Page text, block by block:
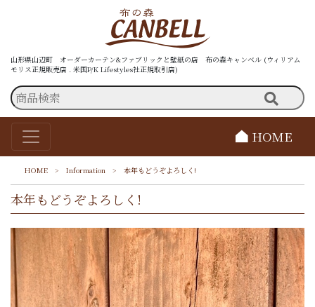
山形県山辺町 オーダーカーテン&ファブリックと壁紙の店 布の森キャンベル (ウィリアム
モリス正規販売店 . 米国P/K Lifestyles社正規取引店)
HOME
HOME > Information > 本年もどうぞよろしく!
本年もどうぞよろしく!